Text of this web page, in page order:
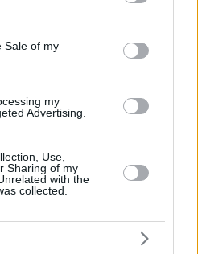
and its third-party tags to
purposes in below Google
Sale of my
my
Advertising.
Use,
Sharing of my
with the
collected.
έστειλε 17
Δαβαράκης απαντά στην